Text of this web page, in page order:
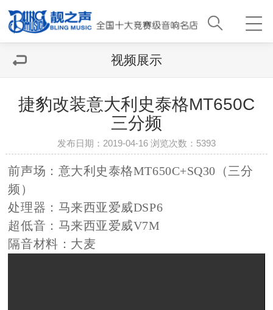
视频展示
捷豹改装意大利史泰格MT650C
三分频
发布日期：2019-04-16 浏览次数： 5393
前声场：意大利史泰格MT650C+SQ30（三分
频）
处理器：马来西亚爱威DSP6
超低音：马来西亚爱威V7M
隔音材料：大麦